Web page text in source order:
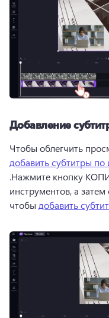
Добавление
добавить субтитры по
.Нажмите кнопку
инструментов, а
чтобы добавить